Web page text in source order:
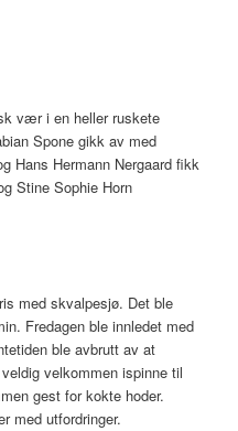
vær i en heller ruskete
Spone gikk av med
Hans Hermann Nergaard fikk
Stine Sophie Horn
med skvalpesjø. Det ble
Fredagen ble innledet med
ble avbrutt av at
velkommen ispinne til
gest for kokte hoder.
med utfordringer.